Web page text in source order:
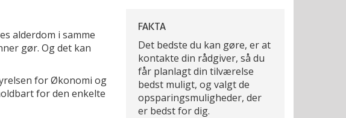
alderdom i samme
gør. Og det kan
for Økonomi og
for den enkelte
FAKTA
Det bedste du kan gøre, er at
kontakte din rådgiver, så du
får planlagt din tilværelse
bedst muligt, og valgt de
opsparingsmuligheder, der
er bedst for dig.